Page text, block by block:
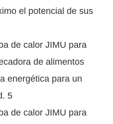
el potencial de sus